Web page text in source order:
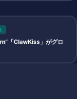
「ClawKiss」がグロ